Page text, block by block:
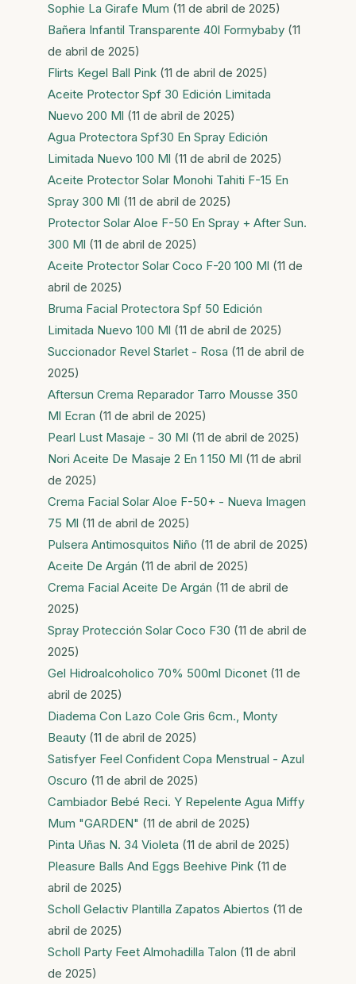
Sophie La Girafe Mum (11 de abril de 2025)
Bañera Infantil Transparente 40l Formybaby (11
de abril de 2025)
Flirts Kegel Ball Pink (11 de abril de 2025)
Aceite Protector Spf 30 Edición Limitada
Nuevo 200 Ml (11 de abril de 2025)
Agua Protectora Spf30 En Spray Edición
Limitada Nuevo 100 Ml (11 de abril de 2025)
Aceite Protector Solar Monohi Tahiti F-15 En
Spray 300 Ml (11 de abril de 2025)
Protector Solar Aloe F-50 En Spray + After Sun.
300 Ml (11 de abril de 2025)
Aceite Protector Solar Coco F-20 100 Ml (11 de
abril de 2025)
Bruma Facial Protectora Spf 50 Edición
Limitada Nuevo 100 Ml (11 de abril de 2025)
Succionador Revel Starlet - Rosa (11 de abril de
2025)
Aftersun Crema Reparador Tarro Mousse 350
Ml Ecran (11 de abril de 2025)
Pearl Lust Masaje - 30 Ml (11 de abril de 2025)
Nori Aceite De Masaje 2 En 1 150 Ml (11 de abril
de 2025)
Crema Facial Solar Aloe F-50+ - Nueva Imagen
75 Ml (11 de abril de 2025)
Pulsera Antimosquitos Niño (11 de abril de 2025)
Aceite De Argán (11 de abril de 2025)
Crema Facial Aceite De Argán (11 de abril de
2025)
Spray Protección Solar Coco F30 (11 de abril de
2025)
Gel Hidroalcoholico 70% 500ml Diconet (11 de
abril de 2025)
Diadema Con Lazo Cole Gris 6cm., Monty
Beauty (11 de abril de 2025)
Satisfyer Feel Confident Copa Menstrual - Azul
Oscuro (11 de abril de 2025)
Cambiador Bebé Reci. Y Repelente Agua Miffy
Mum "GARDEN" (11 de abril de 2025)
Pinta Uñas N. 34 Violeta (11 de abril de 2025)
Pleasure Balls And Eggs Beehive Pink (11 de
abril de 2025)
Scholl Gelactiv Plantilla Zapatos Abiertos (11 de
abril de 2025)
Scholl Party Feet Almohadilla Talon (11 de abril
de 2025)